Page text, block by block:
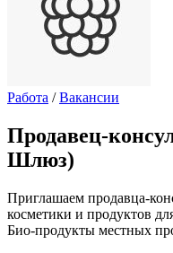
Работа /Вакансии
Продавец-
Шлюз)
Приглашаем продавца-
косметики и продуктов
Био-продукты местных